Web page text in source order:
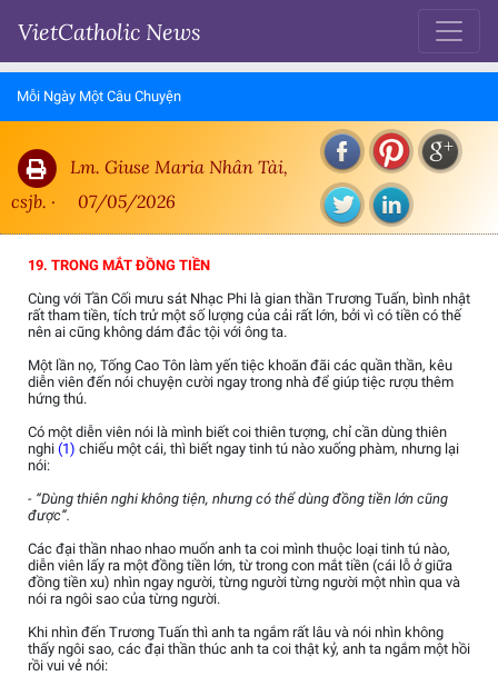
VietCatholic News
Mỗi Ngày Một Câu Chuyện
Lm. Giuse Maria Nhân Tài,
csjb. ·
07/05/2026
19. TRONG MẮT ĐỒNG TIỀN
Cùng với Tần Cối mưu sát Nhạc Phi là gian thần Trương Tuấn, bình nhật
rất tham tiền, tích trử một số lượng của cải rất lớn, bởi vì có tiền có thế
nên ai cũng không dám đắc tội với ông ta.
Một lần nọ, Tống Cao Tôn làm yến tiệc khoãn đãi các quần thần, kêu
diễn viên đến nói chuyện cười ngay trong nhà để giúp tiệc rượu thêm
hứng thú.
Có một diễn viên nói là mình biết coi thiên tượng, chỉ cần dùng thiên
nghi (1) chiếu một cái, thì biết ngay tinh tú nào xuống phàm, nhưng lại
nói:
- “Dùng thiên nghi không tiện, nhưng có thể dùng đồng tiền lớn cũng
được”.
Các đại thần nhao nhao muốn anh ta coi mình thuộc loại tinh tú nào,
diễn viên lấy ra một đồng tiền lớn, từ trong con mắt tiền (cái lỗ ở giữa
đồng tiền xu) nhìn ngay người, từng người từng người một nhìn qua và
nói ra ngôi sao của từng người.
Khi nhìn đến Trương Tuấn thì anh ta ngắm rất lâu và nói nhìn không
thấy ngôi sao, các đại thần thúc anh ta coi thật kỷ, anh ta ngắm một hồi
rồi vui vẻ nói: